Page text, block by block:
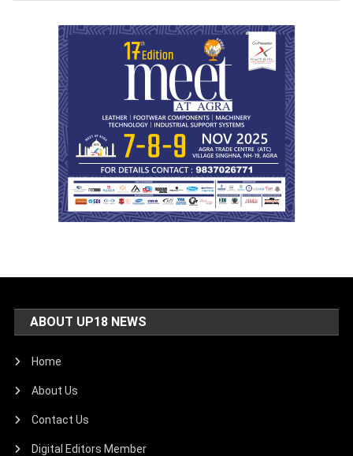
ABOUT UP18 NEWS
Home
About Us
Contact Us
Digital Editors Member